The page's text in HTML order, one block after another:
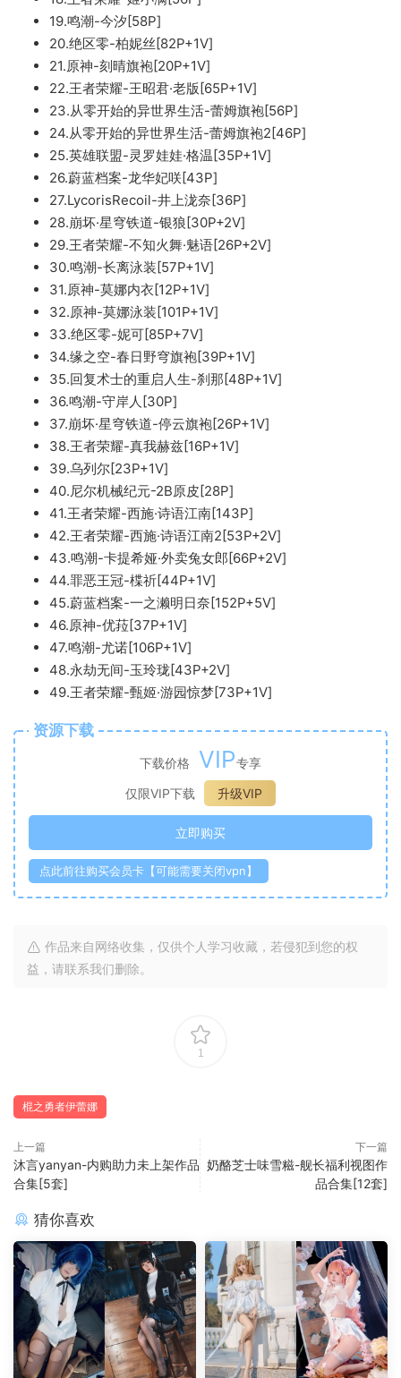
19.鸣潮-今汐[58P]
20.绝区零-柏妮丝[82P+1V]
21.原神-刻晴旗袍[20P+1V]
22.王者荣耀-王昭君·老版[65P+1V]
23.从零开始的异世界生活-蕾姆旗袍[56P]
24.从零开始的异世界生活-蕾姆旗袍2[46P]
25.英雄联盟-灵罗娃娃·格温[35P+1V]
26.蔚蓝档案-龙华妃咲[43P]
27.LycorisRecoil-井上泷奈[36P]
28.崩坏·星穹铁道-银狼[30P+2V]
29.王者荣耀-不知火舞·魅语[26P+2V]
30.鸣潮-长离泳装[57P+1V]
31.原神-莫娜内衣[12P+1V]
32.原神-莫娜泳装[101P+1V]
33.绝区零-妮可[85P+7V]
34.缘之空-春日野穹旗袍[39P+1V]
35.回复术士的重启人生-刹那[48P+1V]
36.鸣潮-守岸人[30P]
37.崩坏·星穹铁道-停云旗袍[26P+1V]
38.王者荣耀-真我赫兹[16P+1V]
39.乌列尔[23P+1V]
40.尼尔机械纪元-2B原皮[28P]
41.王者荣耀-西施·诗语江南[143P]
42.王者荣耀-西施·诗语江南2[53P+2V]
43.鸣潮-卡提希娅·外卖兔女郎[66P+2V]
44.罪恶王冠-楪祈[44P+1V]
45.蔚蓝档案-一之濑明日奈[152P+5V]
46.原神-优菈[37P+1V]
47.鸣潮-尤诺[106P+1V]
48.永劫无间-玉玲珑[43P+2V]
49.王者荣耀-甄姬·游园惊梦[73P+1V]
资源下载
下载价格 VIP专享
仅限VIP下载
升级VIP
立即购买
点此前往购买会员卡【可能需要关闭vpn】
作品来自网络收集，仅供个人学习收藏，若侵犯到您的权
益，请联系我们删除。
1
棍之勇者伊蕾娜
上一篇
沐言yanyan-内购助力未上架作品
合集[5套]
下一篇
奶酪芝士味雪糍-舰长福利视图作
品合集[12套]
猜你喜欢